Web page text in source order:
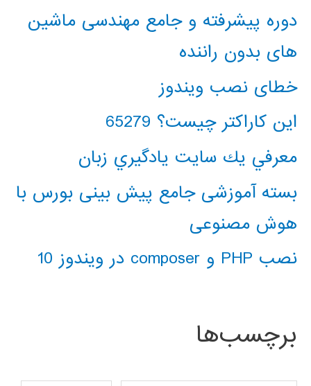
دوره پیشرفته و جامع مهندسی ماشین
های بدون راننده
خطای نصب ویندوز
این کاراکتر چیست؟ 65279
معرفي يك سايت يادگيري زبان
بسته آموزشی جامع پیش بینی بورس با
هوش مصنوعی
نصب PHP و composer در ویندوز 10
برچسب‌ها